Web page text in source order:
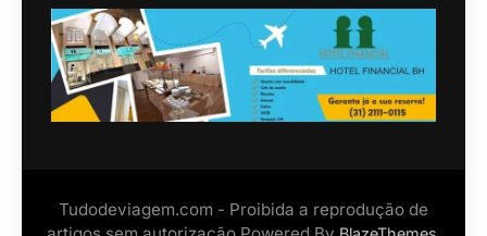
Tudodeviagem.com - Proibida a reprodução de